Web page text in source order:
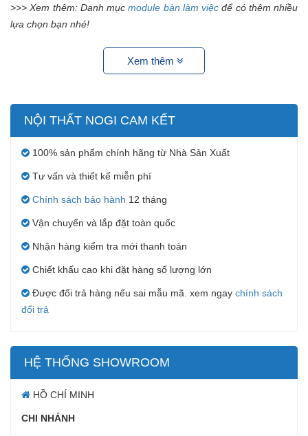
>>> Xem thêm: Danh mụcmodule bàn làm việc để có thêm nhiều
lựa chọn bạn nhé!
Xem thêm
NỘI THẤT NOGI CAM KẾT
100% sản phẩm chính hãng từ Nhà Sản Xuất
Tư vấn và thiết kế miễn phí
Chính sách bảo hành 12 tháng
Vận chuyển và lắp đặt toàn quốc
Nhận hàng kiểm tra mới thanh toán
Chiết khấu cao khi đặt hàng số lượng lớn
Được đổi trả hàng nếu sai mẫu mã. xem ngay chính sách
đổi trả
HỆ THỐNG SHOWROOM
HỒ CHÍ MINH
CHI NHÁNH